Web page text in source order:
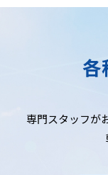
各
専門スタッフが